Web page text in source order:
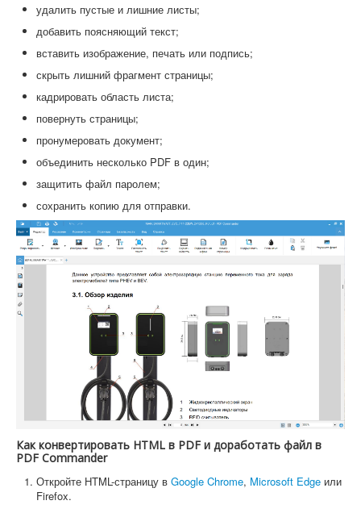
удалить пустые и лишние листы;
добавить поясняющий текст;
вставить изображение, печать или подпись;
скрыть лишний фрагмент страницы;
кадрировать область листа;
повернуть страницы;
пронумеровать документ;
объединить несколько PDF в один;
защитить файл паролем;
сохранить копию для отправки.
Как конвертировать HTML в PDF и доработать файл в
PDF Commander
Откройте HTML-страницу в Google Chrome, Microsoft Edge или
Firefox.